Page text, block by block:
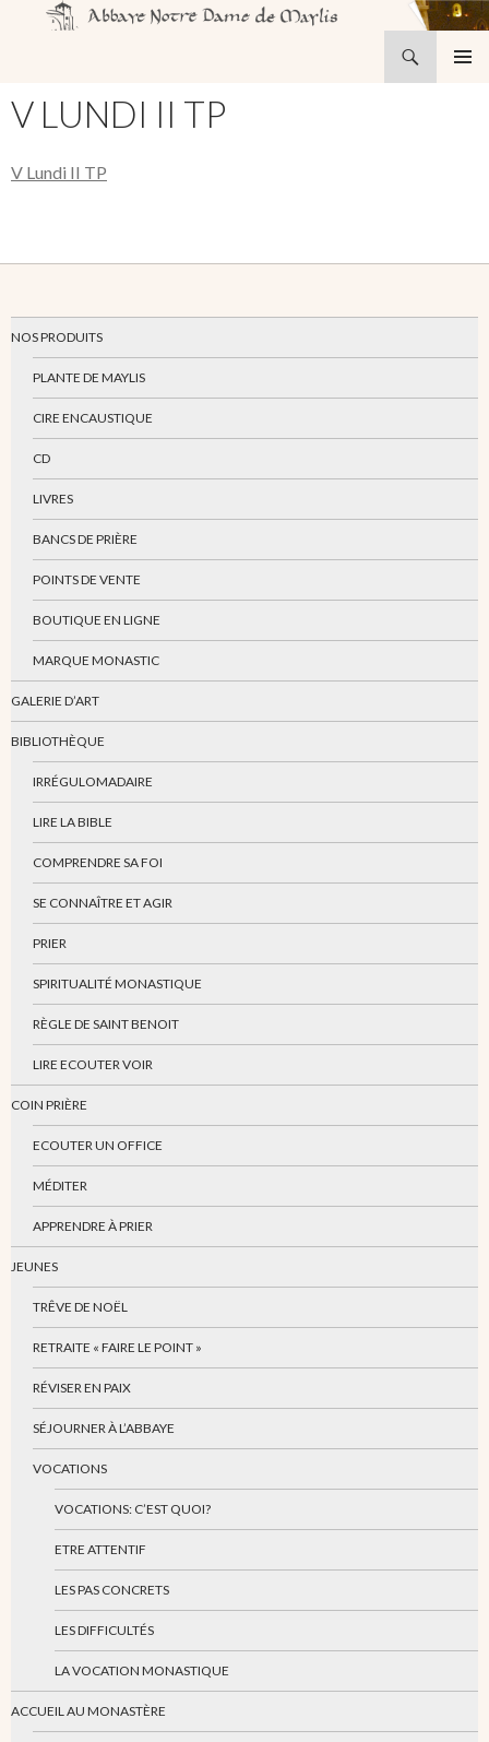
AU
CONTENU
V LUNDI II TP
V Lundi II TP
NOS PRODUITS
PLANTE DE MAYLIS
CIRE ENCAUSTIQUE
CD
LIVRES
BANCS DE PRIÈRE
POINTS DE VENTE
BOUTIQUE EN LIGNE
MARQUE MONASTIC
GALERIE D’ART
BIBLIOTHÈQUE
IRRÉGULOMADAIRE
LIRE LA BIBLE
COMPRENDRE SA FOI
SE CONNAÎTRE ET AGIR
PRIER
SPIRITUALITÉ MONASTIQUE
RÈGLE DE SAINT BENOIT
LIRE ECOUTER VOIR
COIN PRIÈRE
ECOUTER UN OFFICE
MÉDITER
APPRENDRE À PRIER
JEUNES
TRÊVE DE NOËL
RETRAITE « FAIRE LE POINT »
RÉVISER EN PAIX
SÉJOURNER À L’ABBAYE
VOCATIONS
VOCATIONS: C’EST QUOI?
ETRE ATTENTIF
LES PAS CONCRETS
LES DIFFICULTÉS
LA VOCATION MONASTIQUE
ACCUEIL AU MONASTÈRE